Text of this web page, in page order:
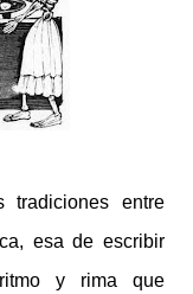
tradiciones entre
esa de escribir
y rima que